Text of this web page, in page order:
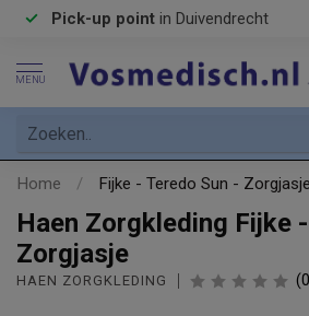
Pick-up point in Duivendrecht
MENU
Home / Fijke - Teredo Sun - Zorgjasje
Haen Zorgkleding Fijke
Zorgjasje
HAEN ZORGKLEDING